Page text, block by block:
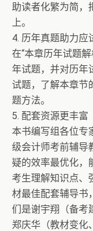
助读者化繁为简，
上。
4. 历年真题助力应
在“本章历年试题
年试题，并对历年
试题，了解本章节
题方法。
5. 配套资源更丰富
本书编写组各位专
级会计师考前辅导
疑的效率最优化，
考生理解知识点、
材最佳配套辅导书
们是谢宇翔（备考
郑庆华（教材变化